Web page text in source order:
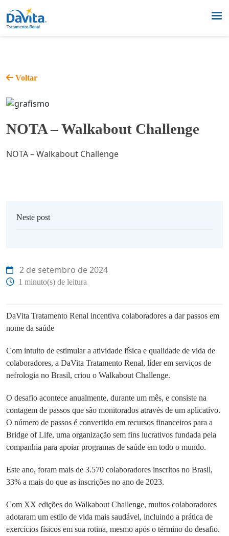
Voltar
NOTA – Walkabout Challenge
NOTA – Walkabout Challenge
2 de setembro de 2024
1 minuto(s) de leitura
DaVita Tratamento Renal incentiva colaboradores a dar passos em
nome da saúde
Com intuito de estimular a atividade física e qualidade de vida de
colaboradores, a DaVita Tratamento Renal, líder em serviços de
nefrologia no Brasil, criou o Walkabout Challenge.
O desafio acontece anualmente, durante um mês, e consiste na
contagem de passos que são monitorados através de um aplicativo.
O número de passos é convertido em recursos financeiros para a
Bridge of Life, uma organização sem fins lucrativos fundada pela
companhia para apoiar programas de saúde em todo o mundo.
Este ano, foram mais de 3.570 colaboradores inscritos no Brasil,
33% a mais do que as inscrições no ano de 2023.
Com XX edições do Walkabout Challenge, muitos colaboradores
adotaram um estilo de vida mais saudável, incluindo a prática de
exercícios físicos em sua rotina, mesmo após o término do desafio.
Neste post